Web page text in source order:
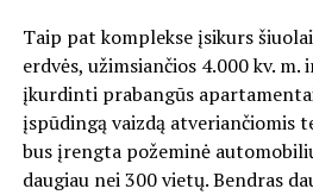
Taip pat komplekse įsikurs
erdvės, užimsiančios 4.000 kv.
įkurdinti prabangūs
įspūdingą vaizdą atveriančiomis
bus įrengta požeminė
daugiau nei 300 vietų. Bendras